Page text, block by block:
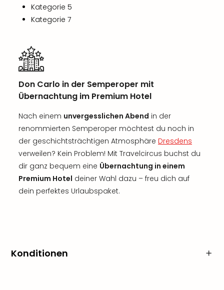
Kategorie 5
Kategorie 7
Don Carlo in der Semperoper mit
Übernachtung im Premium Hotel
Nach einem unvergesslichen Abend in der
renommierten Semperoper möchtest du noch in
der geschichtsträchtigen Atmosphäre Dresdens
verweilen? Kein Problem! Mit Travelcircus buchst du
dir ganz bequem eine Übernachtung in einem
Premium Hotel deiner Wahl dazu – freu dich auf
dein perfektes Urlaubspaket.
Konditionen